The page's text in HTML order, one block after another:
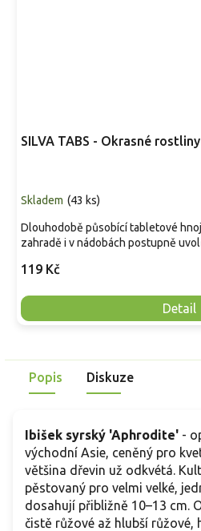
SILVA TABS - Okrasné rostliny
Skladem (43 ks)
119 Kč
Detail
Dlouhodobě působící tabletové
zahradě i v nádobách postupně
Popis Diskuze
Ibišek syrský 'Aphrodite' -
východní Asie, ceněný pro
většina dřevin už odkvétá.
pěstovaný pro velmi velké,
dosahují přibližně 10–13 cm.
čistě růžové až hlubší růžové,